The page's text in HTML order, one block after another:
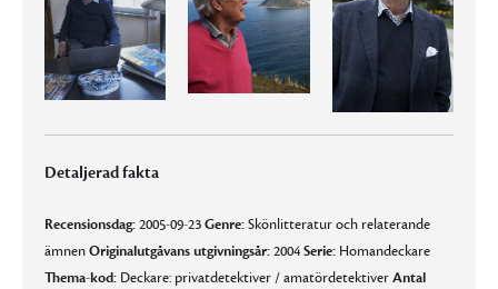
Detaljerad fakta
Recensionsdag:2005-09-23Genre:Skönlitteratur och relaterande
ämnenOriginalutgåvans utgivningsår:2004Serie: Homandeckare
Thema-kod: Deckare: privatdetektiver / amatördetektiverAntal